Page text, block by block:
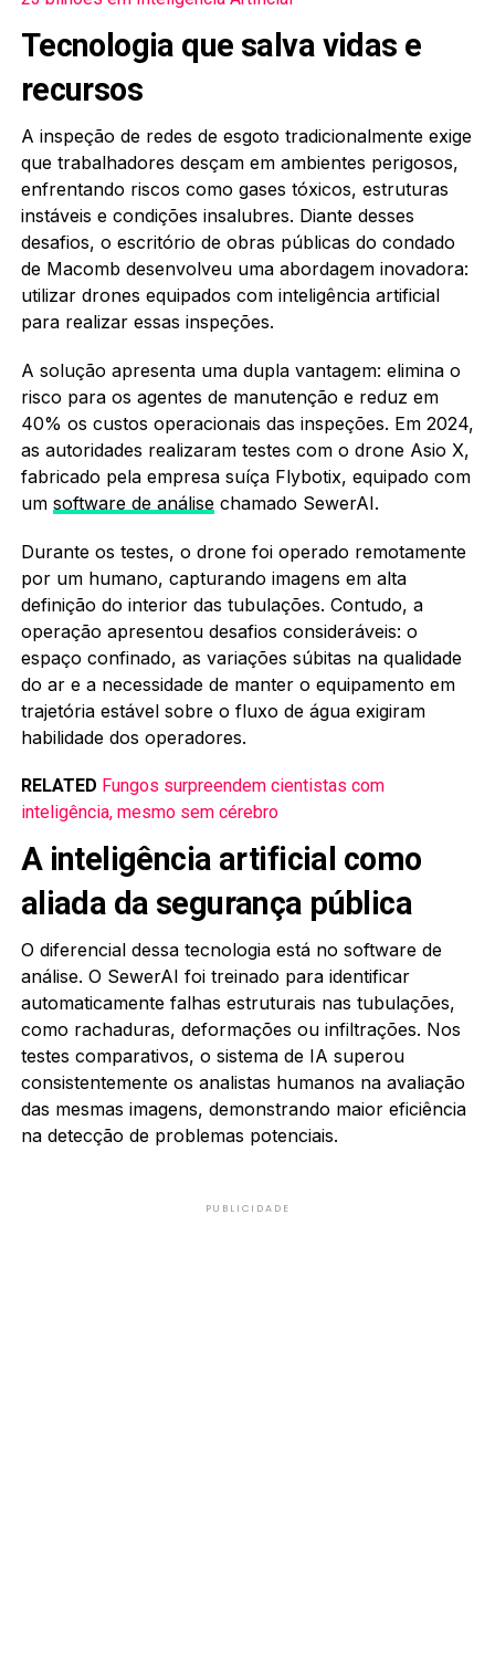
Tecnologia que salva vidas e
recursos
A inspeção de redes de esgoto tradicionalmente exige
que trabalhadores desçam em ambientes perigosos,
enfrentando riscos como gases tóxicos, estruturas
instáveis e condições insalubres. Diante desses
desafios, o escritório de obras públicas do condado
de Macomb desenvolveu uma abordagem inovadora:
utilizar drones equipados com inteligência artificial
para realizar essas inspeções.
A solução apresenta uma dupla vantagem: elimina o
risco para os agentes de manutenção e reduz em
40% os custos operacionais das inspeções. Em 2024,
as autoridades realizaram testes com o drone Asio X,
fabricado pela empresa suíça Flybotix, equipado com
um software de análisechamado SewerAI.
Durante os testes, o drone foi operado remotamente
por um humano, capturando imagens em alta
definição do interior das tubulações. Contudo, a
operação apresentou desafios consideráveis: o
espaço confinado, as variações súbitas na qualidade
do ar e a necessidade de manter o equipamento em
trajetória estável sobre o fluxo de água exigiram
habilidade dos operadores.
RELATED Fungos surpreendem cientistas com
inteligência, mesmo sem cérebro
A inteligência artificial como
aliada da segurança pública
O diferencial dessa tecnologia está no software de
análise. O SewerAI foi treinado para identificar
automaticamente falhas estruturais nas tubulações,
como rachaduras, deformações ou infiltrações. Nos
testes comparativos, o sistema de IA superou
consistentemente os analistas humanos na avaliação
das mesmas imagens, demonstrando maior eficiência
na detecção de problemas potenciais.
PUBLICIDADE